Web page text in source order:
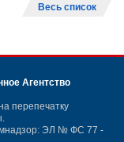
Весь список
Агентство
перепечатку
ЭЛ № ФС 77 -